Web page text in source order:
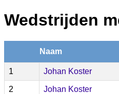
Wedstrijden
Naam
1 Johan Koster
2 Johan Koster